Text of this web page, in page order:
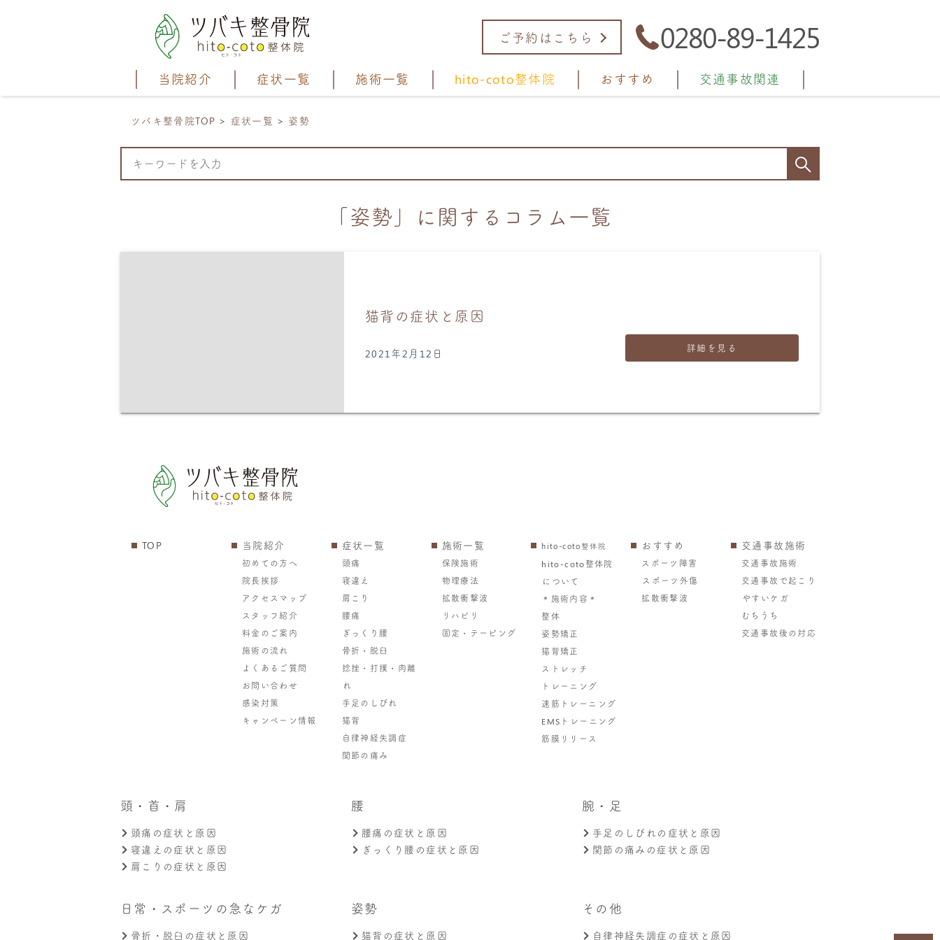
ご予約はこちら 0280-89-1425
当院紹介 症状一覧 施術一覧 hito-coto整体院 おすすめ 交通事故関連
ツバキ整骨院TOP 症状一覧 姿勢
「姿勢」に関するコラム一覧
猫背の症状と原因
2021年2月12日 詳細を見る
TOP 当院紹介
初めての方へ
院長挨拶
アクセスマップ
スタッフ紹介
料金のご案内
施術の流れ
よくあるご質問
お問い合わせ
感染対策
キャンペーン情報
症状一覧
頭痛
寝違え
肩こり
腰痛
ぎっくり腰
骨折・脱臼
捻挫・打撲・肉離
れ
手足のしびれ
猫背
自律神経失調症
関節の痛み
施術一覧
保険施術
物理療法
拡散衝撃波
リハビリ
固定・テーピング
hito-coto整体院
hito-coto整体院
について
＊施術内容＊
整体
姿勢矯正
猫背矯正
ストレッチ
トレーニング
速筋トレーニング
EMSトレーニング
筋膜リリース
おすすめ
スポーツ障害
スポーツ外傷
拡散衝撃波
交通事故施術
交通事故施術
交通事故で起こり
やすいケガ
むちうち
交通事故後の対応
頭・首・肩
頭痛の症状と原因
寝違えの症状と原因
肩こりの症状と原因
腰
腰痛の症状と原因
ぎっくり腰の症状と原因
腕・足
手足のしびれの症状と原因
関節の痛みの症状と原因
日常・スポーツの急なケガ
骨折・脱臼の症状と原因
姿勢
猫背の症状と原因
その他
自律神経失調症の症状と原因